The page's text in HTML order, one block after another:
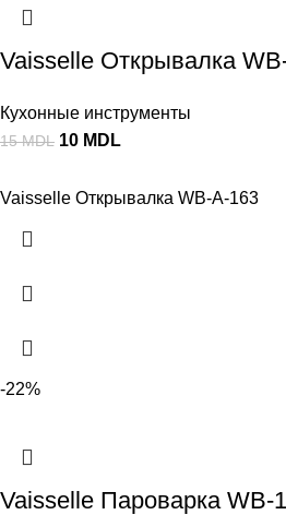
Vaisselle Открывалка
Кухонные инструменты
15MDL 10 MDL
Vaisselle Открывалка WB-A-163
-22%
Vaisselle Пароварка WB-